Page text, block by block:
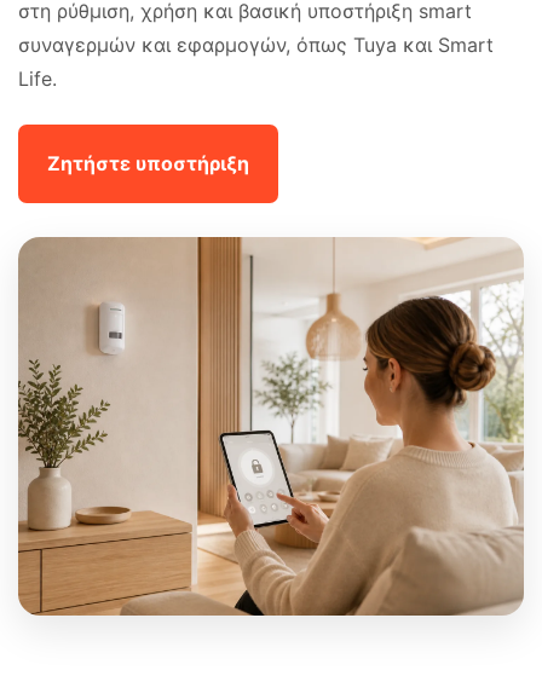
στη ρύθμιση, χρήση και βασική υποστήριξη smart
συναγερμών και εφαρμογών, όπως Tuya και Smart
Life.
Ζητήστε υποστήριξη